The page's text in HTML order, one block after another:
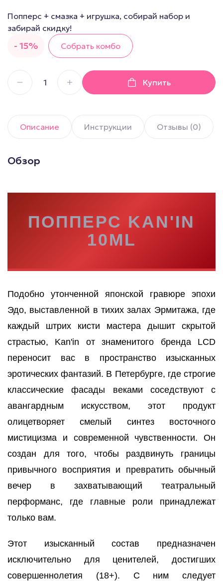
- 15%
Попперс + смазка + игрушка, собирай набор и
забирай скидку!
Собрать комбо
Купить
Описание Инструкции Отзывы (0)
Обзор
ПОППЕРС KAN'IN
10ML
Подобно утонченной японской гравюре эпохи
Эдо, выставленной в тихих залах Эрмитажа, где
каждый штрих кисти мастера дышит скрытой
страстью, Kan'in от знаменитого бренда LCD
переносит вас в пространство изысканных
эротических фантазий. В Петербурге, где строгие
классические фасады веками соседствуют с
авангардным искусством, этот продукт
олицетворяет смелый синтез восточного
мистицизма и современной чувственности. Он
создан для того, чтобы раздвинуть границы
привычного восприятия и превратить обычный
вечер в захватывающий театральный
перформанс, где главные роли принадлежат
только вам.
Этот изысканный состав предназначен
исключительно для ценителей, достигших
совершеннолетия (18+). С ним следует